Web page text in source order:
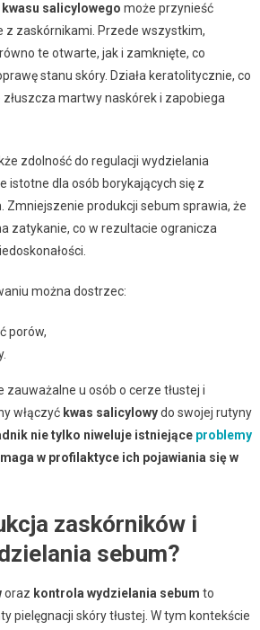
salicylowego może przynieść
z zaskórnikami. Przede wszystkim,
te otwarte, jak i zamknięte, co
stanu skóry. Działa keratolitycznie, co
martwy naskórek i zapobiega
zdolność do regulacji wydzielania
istotne dla osób borykających się z
Zmniejszenie produkcji sebum sprawia, że
zatykanie, co w rezultacie ogranicza
można dostrzec:
porów,
zauważalne u osób o cerze tłustej i
włączyć kwas salicylowydo swojej rutyny
nie tylko niweluje istniejące problemy
w profilaktyce ich pojawiania się w
zaskórników i
sebum?
oraz kontrola wydzielania sebum to
pielęgnacji skóry tłustej. W tym kontekście